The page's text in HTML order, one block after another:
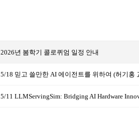
2026년 봄학기 콜로퀴엄 일정 안내
5/18 믿고 쓸만한 AI 에이전트를 위하여 (허기홍
5/11 LLMServingSim: Bridging AI Hardware